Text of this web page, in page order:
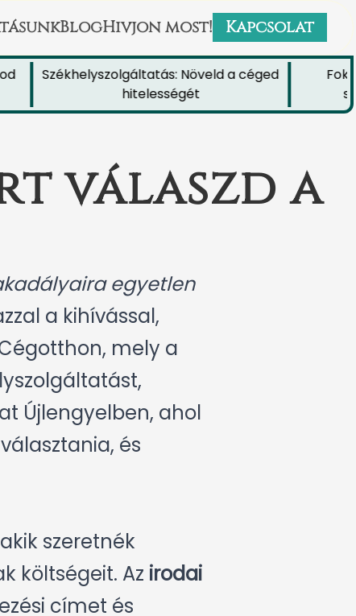
BlogHivjon most! Kapcsolat
Székhelyszolgáltatás: Növeld a céged
hitelességét
válaszd a
egyetlen
a kihívással,
mely a
Újlengyelben, ahol
és
szeretnék
költségeit. Az irodai
címet és